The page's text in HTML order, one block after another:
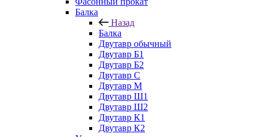
Балка
Назад
Балка
Двутавр обычный
Двутавр Б1
Двутавр Б2
Двутавр С
Двутавр М
Двутавр Ш1
Двутавр Ш2
Двутавр К1
Двутавр К2